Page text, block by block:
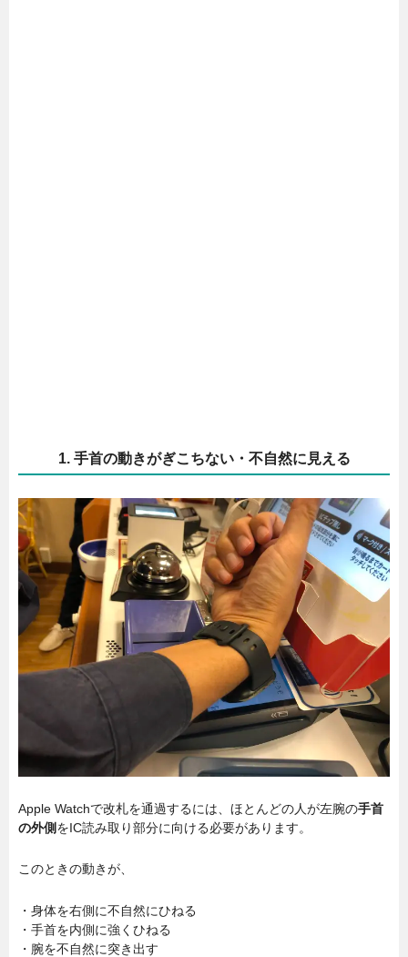
1. 手首の動きがぎこちない・不自然に見える
Apple Watchで改札を通過するには、ほとんどの人が左腕の手首
の外側をIC読み取り部分に向ける必要があります。
このときの動きが、
・身体を右側に不自然にひねる
・手首を内側に強くひねる
・腕を不自然に突き出す